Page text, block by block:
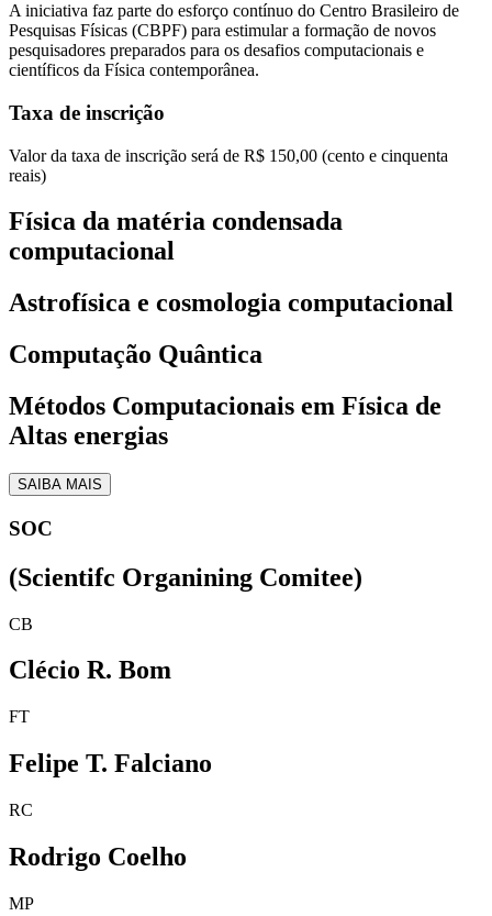
A iniciativa faz parte do esforço contínuo do Centro Brasileiro de
Pesquisas Físicas (CBPF) para estimular a formação de novos
pesquisadores preparados para os desafios computacionais e
científicos da Física contemporânea.
Taxa de inscrição
Valor da taxa de inscrição será de R$ 150,00 (cento e cinquenta
reais)
Física da matéria condensada
computacional
Astrofísica e cosmologia computacional
Computação Quântica
Métodos Computacionais em Física de
Altas energias
SAIBA MAIS
SOC
(Scientifc Organining Comitee)
CB
Clécio R. Bom
FT
Felipe T. Falciano
RC
Rodrigo Coelho
MP